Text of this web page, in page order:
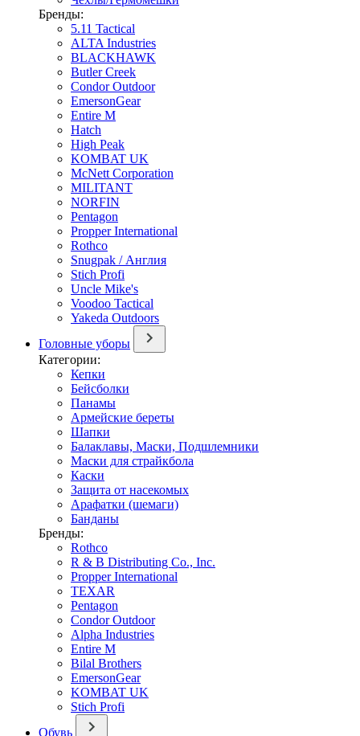
Бренды:
5.11 Tactical
ALTA Industries
BLACKHAWK
Butler Creek
Condor Outdoor
EmersonGear
Entire M
Hatch
High Peak
KOMBAT UK
McNett Corporation
MILITANT
NORFIN
Pentagon
Propper International
Rothco
Snugpak / Англия
Stich Profi
Uncle Mike's
Voodoo Tactical
Yakeda Outdoors
Головные уборы
Категории:
Кепки
Бейсболки
Панамы
Армейские береты
Шапки
Балаклавы, Маски, Подшлемники
Маски для страйкбола
Каски
Защита от насекомых
Арафатки (шемаги)
Банданы
Бренды:
Rothco
R & B Distributing Co., Inc.
Propper International
TEXAR
Pentagon
Condor Outdoor
Alpha Industries
Entire M
Bilal Brothers
EmersonGear
KOMBAT UK
Stich Profi
Обувь